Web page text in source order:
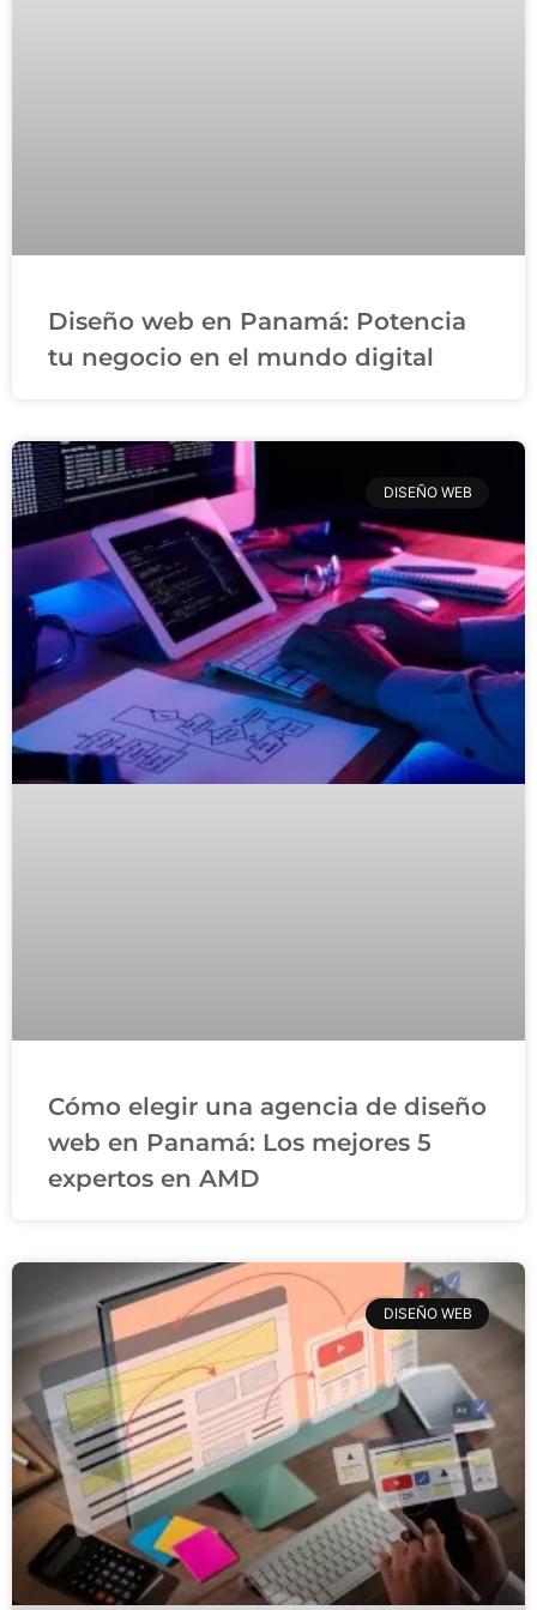
Diseño web en Panamá: Potencia
tu negocio en el mundo digital
DISEÑO WEB
Cómo elegir una agencia de diseño
web en Panamá: Los mejores 5
expertos en AMD
DISEÑO WEB